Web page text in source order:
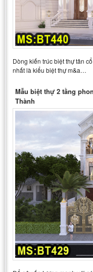
Dòng kiến trúc biệt thự tân
nhất là kiểu biệt thự m&a…
Mẫu biệt thự 2 tầng
Thành